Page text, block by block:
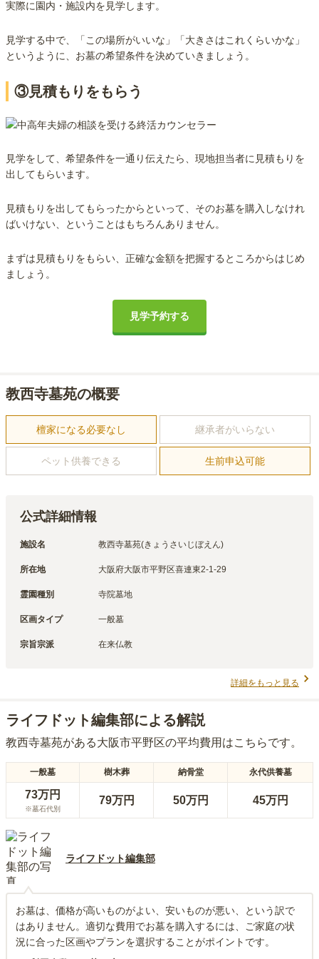
実際に園内・施設内を見学します。
見学する中で、「この場所がいいな」「大きさはこれくらいかな」
というように、お墓の希望条件を決めていきましょう。
③見積もりをもらう
見学をして、希望条件を一通り伝えたら、現地担当者に見積もりを
出してもらいます。
見積もりを出してもらったからといって、そのお墓を購入しなけれ
ばいけない、ということはもちろんありません。
まずは見積もりをもらい、正確な金額を把握するところからはじめ
ましょう。
見学予約する
教西寺墓苑の概要
檀家になる必要なし 継承者がいらない
ペット供養できる 生前申込可能
公式詳細情報
施設名 教西寺墓苑(きょうさいじぼえん)
所在地 大阪府大阪市平野区喜連東2-1-29
霊園種別 寺院墓地
区画タイプ 一般墓
宗旨宗派 在来仏教
詳細をもっと見る
ライフドット編集部による解説
教西寺墓苑がある大阪市平野区の平均費用はこちらです。
一般墓 樹木葬 納骨堂 永代供養墓
73万円
※墓石代別
79万円 50万円 45万円
ライフドット編集部
お墓は、価格が高いものがよい、安いものが悪い、という訳で
はありません。適切な費用でお墓を購入するには、ご家庭の状
況に合った区画やプランを選択することがポイントです。